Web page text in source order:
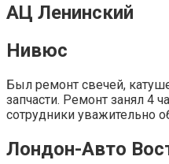
АЦ Ленинский
Нивюс
Был ремонт свечей,
запчасти. Ремонт занял 4
сотрудники уважительно
Лондон-Авто